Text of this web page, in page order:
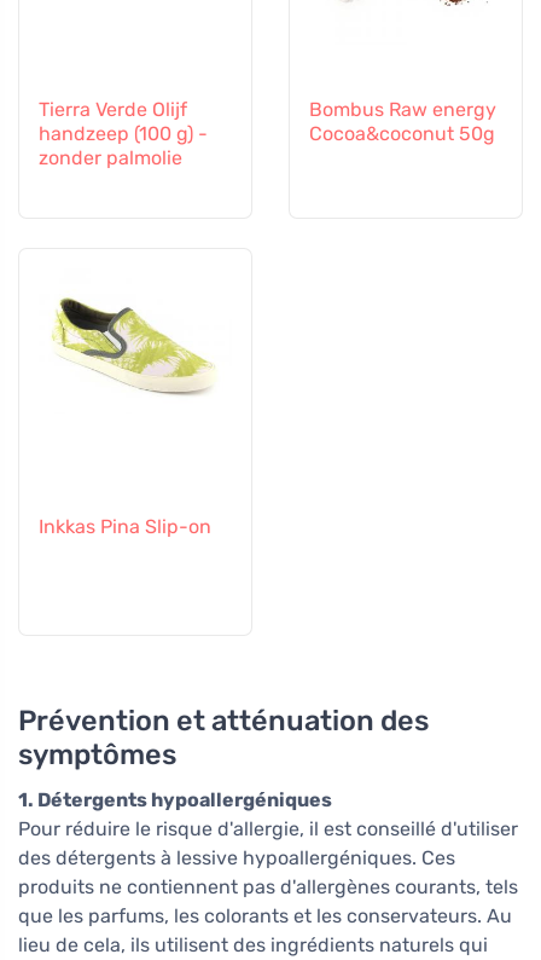
Tierra Verde Olijf
handzeep (100 g) -
zonder palmolie
Bombus Raw energy
Cocoa&coconut 50g
Inkkas Pina Slip-on
Prévention et atténuation des
symptômes
1. Détergents hypoallergéniques
Pour réduire le risque d'allergie, il est conseillé d'utiliser
des détergents à lessive hypoallergéniques. Ces
produits ne contiennent pas d'allergènes courants, tels
que les parfums, les colorants et les conservateurs. Au
lieu de cela, ils utilisent des ingrédients naturels qui